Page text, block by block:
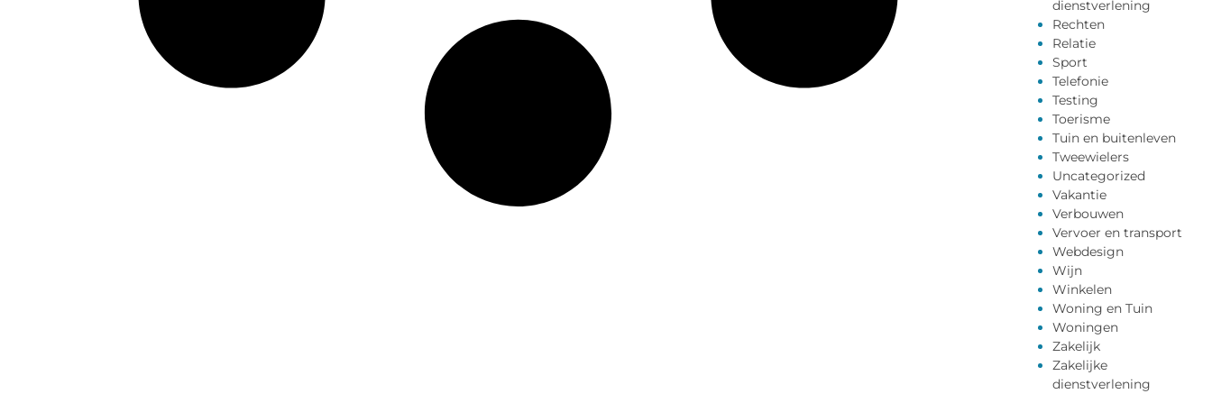
dienstverlening
Rechten
Relatie
Sport
Telefonie
Testing
Toerisme
Tuin en buitenleven
Tweewielers
Uncategorized
Vakantie
Verbouwen
Vervoer en transport
Webdesign
Wijn
Winkelen
Woning en Tuin
Woningen
Zakelijk
Zakelijke
dienstverlening